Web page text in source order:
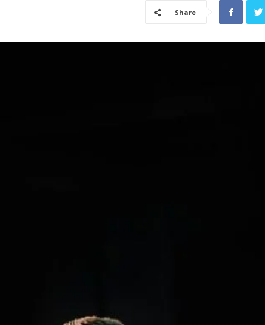
Share